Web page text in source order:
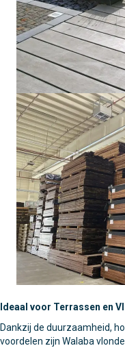
Ideaal voor Terrassen en
Dankzij de duurzaamheid,
voordelen zijn Walaba